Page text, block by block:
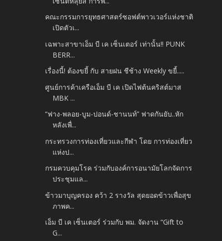
คณะกรรมการยุทธศาสตร์ซอฟต์พาวเวอร์แห่งชาติ
เปิดตัวเ...
เฉพาะสาขาเอ็ม บี เค เซ็นเตอร์ เท่านั้น!! PUNK
BERR...
เรื่องนี้! ต้องขยี้ กับ สายฝน ชีช้าง Weekly ขยี้.....
ศูนย์การค้าเครือเอ็ม บี เค เปิดไฟต้นคริสต์มาส
MBK ...
“ฟาง-พลอย-บูม-ปอนด์-ชานนท์” ฟาดกันยับ..หัก
หลังเพื่...
กระทรวงการท่องเที่ยวและกีฬา โดย การท่องเที่ยว
แห่งป...
กรมควบคุมโรค ร่วมกับองค์การอนามัยโลกจัดการ
ประชุมแล...
ข้าวมาบุญครอง คว้า 2 รางวัล สุดยอดข้าวเพื่อสุข
ภาพค...
เอ็ม บี เค เซ็นเตอร์ ร่วมกับ พม. จัดงาน “Gift to
G...